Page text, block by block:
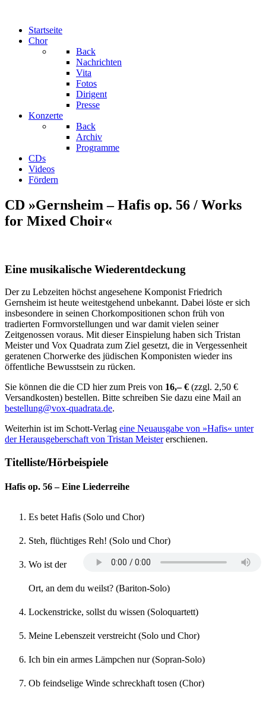
Startseite
Chor
Back
Nachrichten
Vita
Fotos
Dirigent
Presse
Konzerte
Back
Archiv
Programme
CDs
Videos
Fördern
CD »Gernsheim – Hafis op. 56 / Works
for Mixed Choir«
Eine musikalische Wiederentdeckung
Der zu Lebzeiten höchst angesehene Komponist Friedrich
Gernsheim ist heute weitestgehend unbekannt. Dabei löste er sich
insbesondere in seinen Chorkompositionen schon früh von
tradierten Formvorstellungen und war damit vielen seiner
Zeitgenossen voraus. Mit dieser Einspielung haben sich Tristan
Meister und Vox Quadrata zum Ziel gesetzt, die in Vergessenheit
geratenen Chorwerke des jüdischen Komponisten wieder ins
öffentliche Bewusstsein zu rücken.
Sie können die die CD hier zum Preis von 16,– € (zzgl. 2,50 €
Versandkosten) bestellen. Bitte schreiben Sie dazu eine Mail an
bestellung@vox-quadrata.de.
Weiterhin ist im Schott-Verlag eine Neuausgabe von »Hafis« unter
der Herausgeberschaft von Tristan Meistererschienen.
Titelliste/Hörbeispiele
Hafis op. 56 – Eine Liederreihe
Es betet Hafis (Solo und Chor)
Steh, flüchtiges Reh! (Solo und Chor)
Wo ist der
Ort, an dem du weilst? (Bariton-Solo)
Lockenstricke, sollst du wissen (Soloquartett)
Meine Lebenszeit verstreicht (Solo und Chor)
Ich bin ein armes Lämpchen nur (Sopran-Solo)
Ob feindselige Winde schreckhaft tosen (Chor)